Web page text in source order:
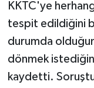
KKTC'ye
tespit edildiğini
durumda
dönmek
kaydetti.